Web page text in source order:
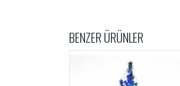
BENZER ÜRÜNLER